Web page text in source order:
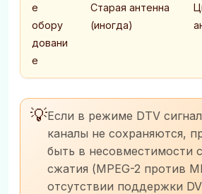
е
обору
довани
е
Старая антенна
(иногда)
💡Если в режиме DTV
каналы не сохраняются,
быть в несовместимости
сжатия (MPEG-2 против
отсутствии поддержки